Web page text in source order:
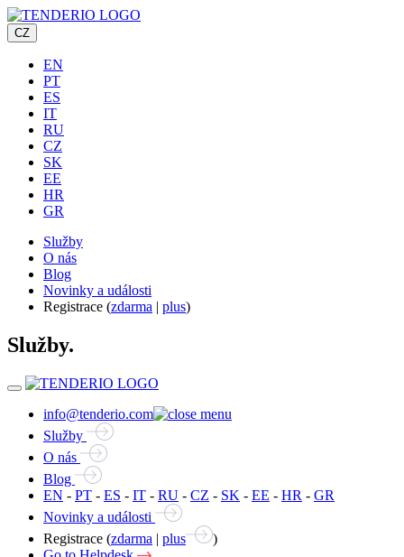
CZ
EN
PT
ES
IT
RU
CZ
SK
EE
HR
GR
Služby
O nás
Blog
Novinky a události
Registrace (zdarma | plus)
Služby.
info@tenderio.com
Služby
O nás
Blog
EN - PT - ES - IT - RU - CZ - SK - EE - HR - GR
Novinky a události
Registrace (zdarma | plus
)